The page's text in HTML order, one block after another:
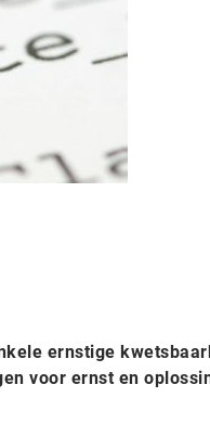
ernstige
voor ernst en